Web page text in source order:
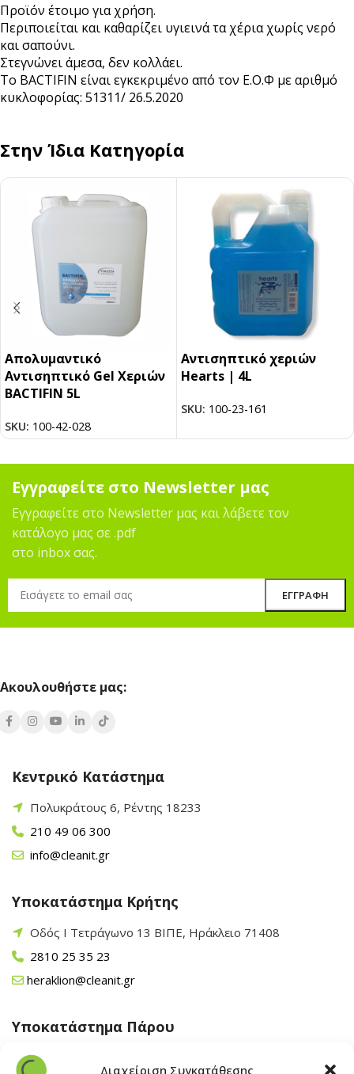
Διαχείριση Συγκατάθεσης
Προϊόν έτοιμο για χρήση.
Περιποιείται και καθαρίζει υγιεινά τα χέρια χωρίς νερό
και σαπούνι.
Στεγνώνει άμεσα, δεν κολλάει.
Το BACTIFIN είναι εγκεκριμένο από τον Ε.Ο.Φ με αριθμό
κυκλοφορίας: 51311/ 26.5.2020
Στην Ίδια Κατηγορία
Απολυμαντικό
Αντισηπτικό Gel Χεριών
BACTIFIN 5L
SKU: 100-42-028
Αντισηπτικό χεριών
Hearts | 4L
SKU: 100-23-161
Εγγραφείτε στο Newsletter μας
Εγγραφείτε στο Newsletter μας και λάβετε τον
κατάλογο μας σε .pdf
στο inbox σας.
Ακουλουθήστε μας:
Κεντρικό Κατάστημα
Πολυκράτους 6, Ρέντης 18233
210 49 06 300
info@cleanit.gr
Υποκατάστημα Κρήτης
Οδός Ι Τετράγωνο 13 ΒΙΠΕ, Ηράκλειο 71408
2810 25 35 23
heraklion@cleanit.gr
Υποκατάστημα Πάρου
Άγιος Βλάσης Αρχίλοχος, Πάρος 84400